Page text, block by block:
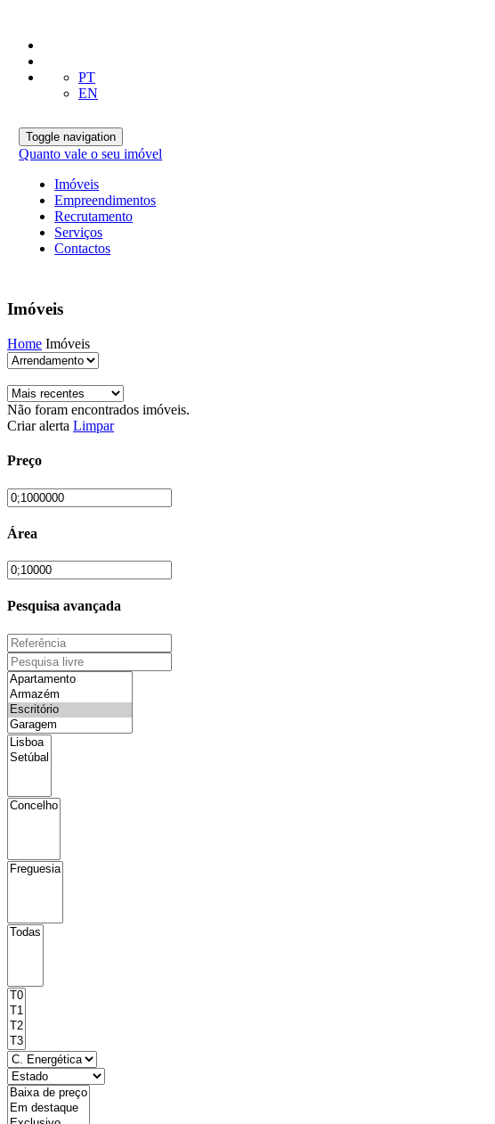
PT
EN
Toggle navigation
Quanto vale o seu imóvel
Imóveis
Empreendimentos
Recrutamento
Serviços
Contactos
Imóveis
Home Imóveis
Não foram encontrados imóveis.
Criar alerta Limpar
Preço
Área
Pesquisa avançada